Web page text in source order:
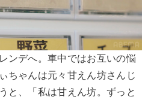
ンデへ。車中ではお互いの悩
ちゃんは元々甘えん坊さんじ
と、「私は甘えん坊。ずっと